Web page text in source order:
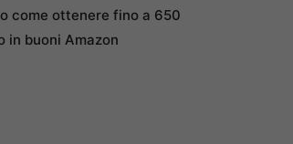
come ottenere fino a 650
in buoni Amazon